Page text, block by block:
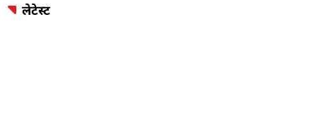
लेटेस्ट